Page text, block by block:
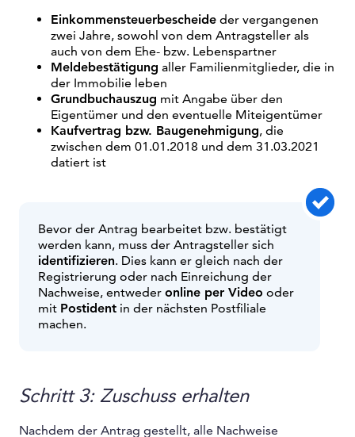
Einkommensteuerbescheide der vergangenen
zwei Jahre, sowohl von dem Antragsteller als
auch von dem Ehe- bzw. Lebenspartner
Meldebestätigung aller Familienmitglieder, die in
der Immobilie leben
Grundbuchauszug mit Angabe über den
Eigentümer und den eventuelle Miteigentümer
Kaufvertrag bzw. Baugenehmigung, die
zwischen dem 01.01.2018 und dem 31.03.2021
datiert ist
Bevor der Antrag bearbeitet bzw. bestätigt
werden kann, muss der Antragsteller sich
identifizieren. Dies kann er gleich nach der
Registrierung oder nach Einreichung der
Nachweise, entweder online per Video oder
mit Postident in der nächsten Postfiliale
machen.
Schritt 3: Zuschuss erhalten
Nachdem der Antrag gestellt, alle Nachweise